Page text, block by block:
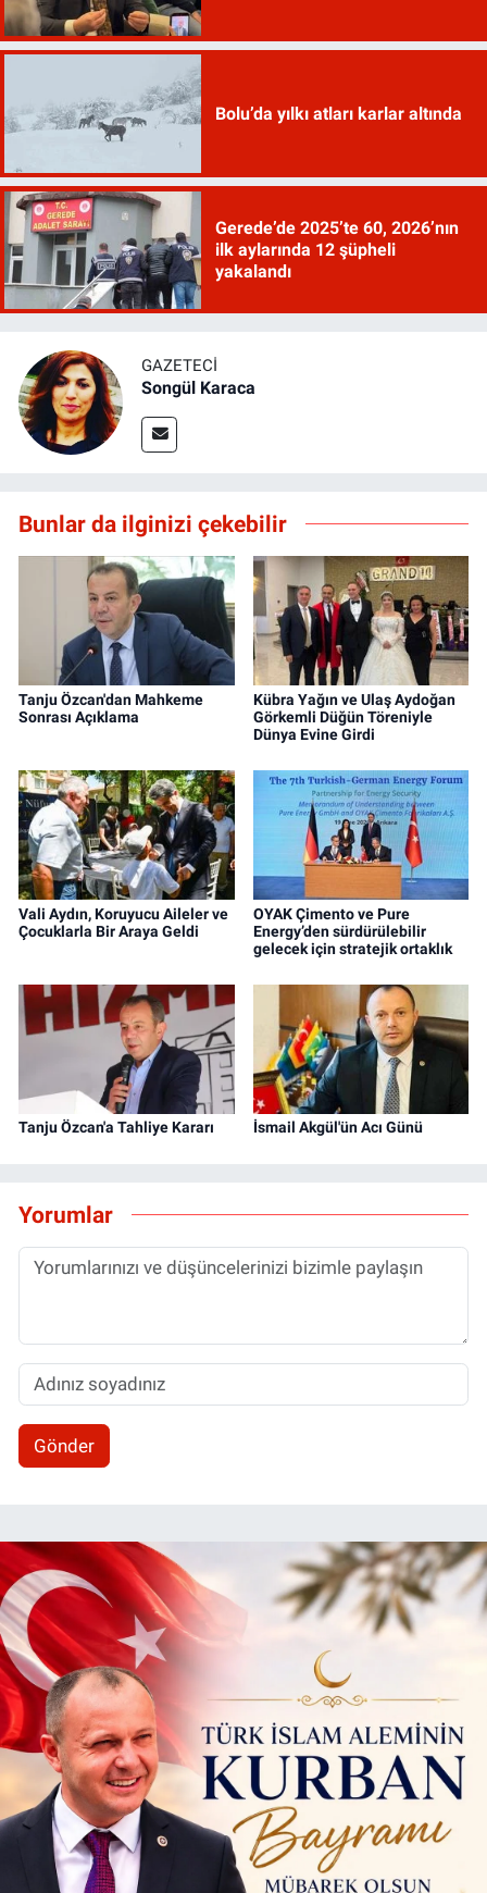
Bolu’da yılkı atları karlar altında
Gerede’de 2025’te 60, 2026’nın
ilk aylarında 12 şüpheli
yakalandı
GAZETECI
Songül Karaca
Bunlar da ilginizi çekebilir
Tanju Özcan'dan Mahkeme
Sonrası Açıklama
Kübra Yağın ve Ulaş Aydoğan
Görkemli Düğün Töreniyle
Dünya Evine Girdi
Vali Aydın, Koruyucu Aileler ve
Çocuklarla Bir Araya Geldi
OYAK Çimento ve Pure
Energy’den sürdürülebilir
gelecek için stratejik ortaklık
Tanju Özcan'a Tahliye Kararı İsmail Akgül'ün Acı Günü
Yorumlar
Gönder